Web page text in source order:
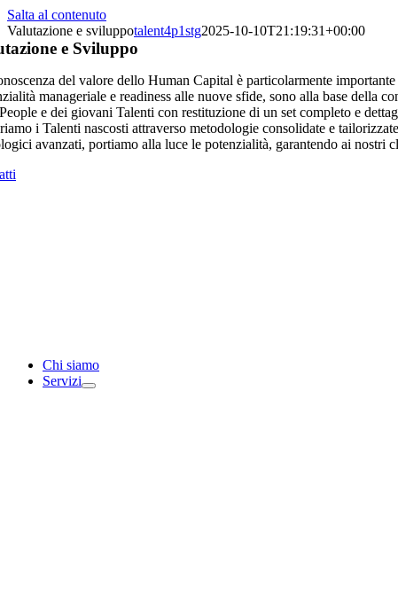
Salta al contenuto
Chi siamo
Servizi
Valutazione e sviluppotalent4p1stg2025-10-10T21:19:31+00:00
e Sviluppo
del valore dello Human Capital è particolarmente
manageriale e readiness alle nuove sfide, sono alla base
e dei giovani Talenti con restituzione di un set completo e
i Talenti nascosti attraverso metodologie consolidate e
avanzati, portiamo alla luce le potenzialità, garantendo ai nostri